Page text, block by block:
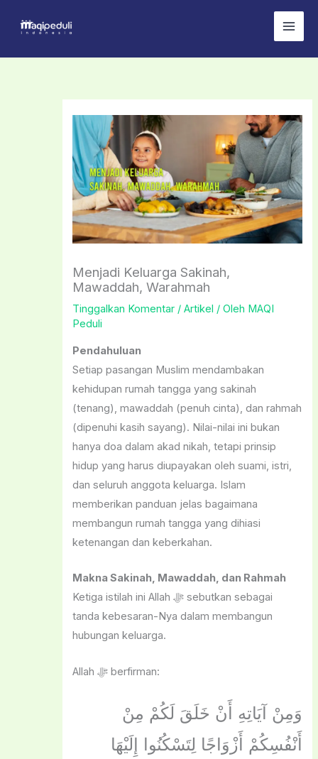
Menjadi Keluarga Sakinah,
Mawaddah, Warahmah
Tinggalkan Komentar /Artikel / Oleh MAQI
Peduli
Pendahuluan
Setiap pasangan Muslim mendambakan
kehidupan rumah tangga yang sakinah
(tenang), mawaddah (penuh cinta), dan rahmah
(dipenuhi kasih sayang). Nilai-nilai ini bukan
hanya doa dalam akad nikah, tetapi prinsip
hidup yang harus diupayakan oleh suami, istri,
dan seluruh anggota keluarga. Islam
memberikan panduan jelas bagaimana
membangun rumah tangga yang dihiasi
ketenangan dan keberkahan.
Makna Sakinah, Mawaddah, dan Rahmah
Ketiga istilah ini Allah ﷻ sebutkan sebagai
tanda kebesaran-Nya dalam membangun
hubungan keluarga.
Allah ﷻ berfirman:
وَمِنْ آيَاتِهِ أَنْ خَلَقَ لَكُمْ مِنْ
أَنْفُسِكُمْ أَزْوَاجًا لِتَسْكُنُوا إِلَيْهَا